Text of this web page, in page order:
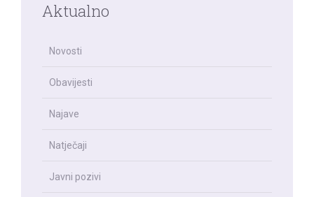
Aktualno
Novosti
Obavijesti
Najave
Natječaji
Javni pozivi